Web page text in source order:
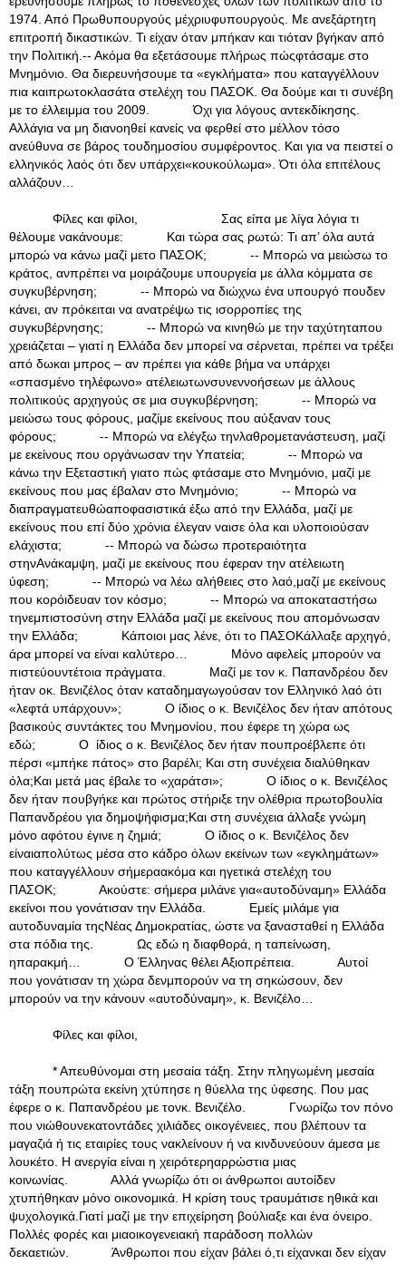
1974. Από Πρωθυπουργούς μέχριυφυπουργούς. Με ανεξάρτητη
επιτροπή δικαστικών. Τι είχαν όταν μπήκαν και τιόταν βγήκαν από
την Πολιτική.-- Ακόμα θα εξετάσουμε πλήρως πώςφτάσαμε στο
Μνημόνιο. Θα διερευνήσουμε τα «εγκλήματα» που καταγγέλλουν
πια καιπρωτοκλασάτα στελέχη του ΠΑΣΟΚ. Θα δούμε και τι συνέβη
με το έλλειμμα του 2009. Όχι για λόγους αντεκδίκησης.
Αλλάγια να μη διανοηθεί κανείς να φερθεί στο μέλλον τόσο
ανεύθυνα σε βάρος τουδημοσίου συμφέροντος. Και για να πειστεί ο
ελληνικός λαός ότι δεν υπάρχει«κουκούλωμα». Ότι όλα επιτέλους
αλλάζουν…
Φίλες και φίλοι, Σας είπα με λίγα λόγια τι
θέλουμε νακάνουμε: Και τώρα σας ρωτώ: Τι απ’ όλα αυτά
μπορώ να κάνω μαζί μετο ΠΑΣΟΚ; -- Μπορώ να μειώσω το
κράτος, ανπρέπει να μοιράζουμε υπουργεία με άλλα κόμματα σε
συγκυβέρνηση; -- Μπορώ να διώχνω ένα υπουργό πουδεν
κάνει, αν πρόκειται να ανατρέψω τις ισορροπίες της
συγκυβέρνησης; -- Μπορώ να κινηθώ με την ταχύτηταπου
χρειάζεται – γιατί η Ελλάδα δεν μπορεί να σέρνεται, πρέπει να τρέξει
από δωκαι μπρος – αν πρέπει για κάθε βήμα να υπάρχει
«σπασμένο τηλέφωνο» ατέλειωτωνσυνεννοήσεων με άλλους
πολιτικούς αρχηγούς σε μια συγκυβέρνηση; -- Μπορώ να
μειώσω τους φόρους, μαζίμε εκείνους που αύξαναν τους
φόρους; -- Μπορώ να ελέγξω τηνλαθρομετανάστευση, μαζί
με εκείνους που οργάνωσαν την Υπατεία; -- Μπορώ να
κάνω την Εξεταστική γιατο πώς φτάσαμε στο Μνημόνιο, μαζί με
εκείνους που μας έβαλαν στο Μνημόνιο; -- Μπορώ να
διαπραγματευθώαποφασιστικά έξω από την Ελλάδα, μαζί με
εκείνους που επί δύο χρόνια έλεγαν ναισε όλα και υλοποιούσαν
ελάχιστα; -- Μπορώ να δώσω προτεραιότητα
στηνΑνάκαμψη, μαζί με εκείνους που έφεραν την ατέλειωτη
ύφεση; -- Μπορώ να λέω αλήθειες στο λαό,μαζί με εκείνους
που κορόιδευαν τον κόσμο; -- Μπορώ να αποκαταστήσω
τηνεμπιστοσύνη στην Ελλάδα μαζί με εκείνους που απομόνωσαν
την Ελλάδα; Κάποιοι μας λένε, ότι το ΠΑΣΟΚάλλαξε αρχηγό,
άρα μπορεί να είναι καλύτερο… Μόνο αφελείς μπορούν να
πιστεύουντέτοια πράγματα. Μαζί με τον κ. Παπανδρέου δεν
ήταν οκ. Βενιζέλος όταν καταδημαγωγούσαν τον Ελληνικό λαό ότι
«λεφτά υπάρχουν»; Ο ίδιος ο κ. Βενιζέλος δεν ήταν απότους
βασικούς συντάκτες του Μνημονίου, που έφερε τη χώρα ως
εδώ; Ο ίδιος ο κ. Βενιζέλος δεν ήταν πουπροέβλεπε ότι
πέρσι «μπήκε πάτος» στο βαρέλι; Και στη συνέχεια διαλύθηκαν
όλα;Και μετά μας έβαλε το «χαράτσι»; Ο ίδιος ο κ. Βενιζέλος
δεν ήταν πουβγήκε και πρώτος στήριξε την ολέθρια πρωτοβουλία
Παπανδρέου για δημοψήφισμα;Και στη συνέχεια άλλαξε γνώμη
μόνο αφότου έγινε η ζημιά; Ο ίδιος ο κ. Βενιζέλος δεν
είναιαπολύτως μέσα στο κάδρο όλων εκείνων των «εγκλημάτων»
που καταγγέλλουν σήμεραακόμα και ηγετικά στελέχη του
ΠΑΣΟΚ; Ακούστε: σήμερα μιλάνε για«αυτοδύναμη» Ελλάδα
εκείνοι που γονάτισαν την Ελλάδα. Εμείς μιλάμε για
αυτοδυναμία τηςΝέας Δημοκρατίας, ώστε να ξανασταθεί η Ελλάδα
στα πόδια της. Ως εδώ η διαφθορά, η ταπείνωση,
ηπαρακμή… Ο Έλληνας θέλει Αξιοπρέπεια. Αυτοί
που γονάτισαν τη χώρα δενμπορούν να τη σηκώσουν, δεν
μπορούν να την κάνουν «αυτοδύναμη», κ. Βενιζέλο…
Φίλες και φίλοι,
* Απευθύνομαι στη μεσαία τάξη. Στην πληγωμένη μεσαία
τάξη πουπρώτα εκείνη χτύπησε η θύελλα της ύφεσης. Που μας
έφερε ο κ. Παπανδρέου με τονκ. Βενιζέλο. Γνωρίζω τον πόνο
που νιώθουνεκατοντάδες χιλιάδες οικογένειες, που βλέπουν τα
μαγαζιά ή τις εταιρίες τους νακλείνουν ή να κινδυνεύουν άμεσα με
λουκέτο. Η ανεργία είναι η χειρότερηαρρώστια μιας
κοινωνίας. Αλλά γνωρίζω ότι οι άνθρωποι αυτοίδεν
χτυπήθηκαν μόνο οικονομικά. Η κρίση τους τραυμάτισε ηθικά και
ψυχολογικά.Γιατί μαζί με την επιχείρηση βούλιαξε και ένα όνειρο.
Πολλές φορές και μιαοικογενειακή παράδοση πολλών
δεκαετιών. Άνθρωποι που είχαν βάλει ό,τι είχανκαι δεν είχαν